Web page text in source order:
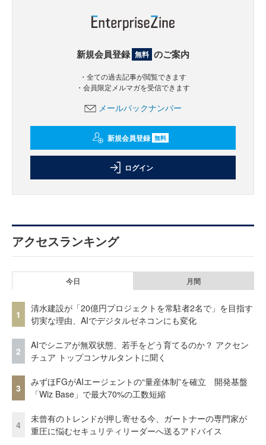
新規会員登録 無料 のご案内
・全ての過去記事が閲覧できます
・会員限定メルマガを受信できます
メールバックナンバー
新規会員登録 無料
ログイン
アクセスランキング
今日 月間
1
清水建設が「20億円プロジェクトを常駐者2名で」を目指す
切実な理由、AIでデジタルゼネコンにも変化
2
AIでシニアが無双状態、若手をどう育てるのか？ アクセン
チュア トップコンサルタントに聞く
3
みずほFGがAIエージェントの“量産体制”を確立 開発基盤
「Wiz Base」で最大70%の工数短縮
4
未曾有のトレンドが押し寄せる今、ガートナーの専門家が
重圧に悩むセキュリティリーダーへ送るアドバイス